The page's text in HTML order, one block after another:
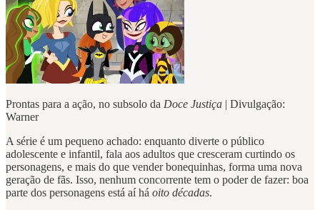
Prontas para a ação, no subsolo da Doce Justiça | Divulgação:
Warner
A série é um pequeno achado: enquanto diverte o público
adolescente e infantil, fala aos adultos que cresceram curtindo os
personagens, e mais do que vender bonequinhas, forma uma nova
geração de fãs. Isso, nenhum concorrente tem o poder de fazer: boa
parte dos personagens está aí há oito décadas.